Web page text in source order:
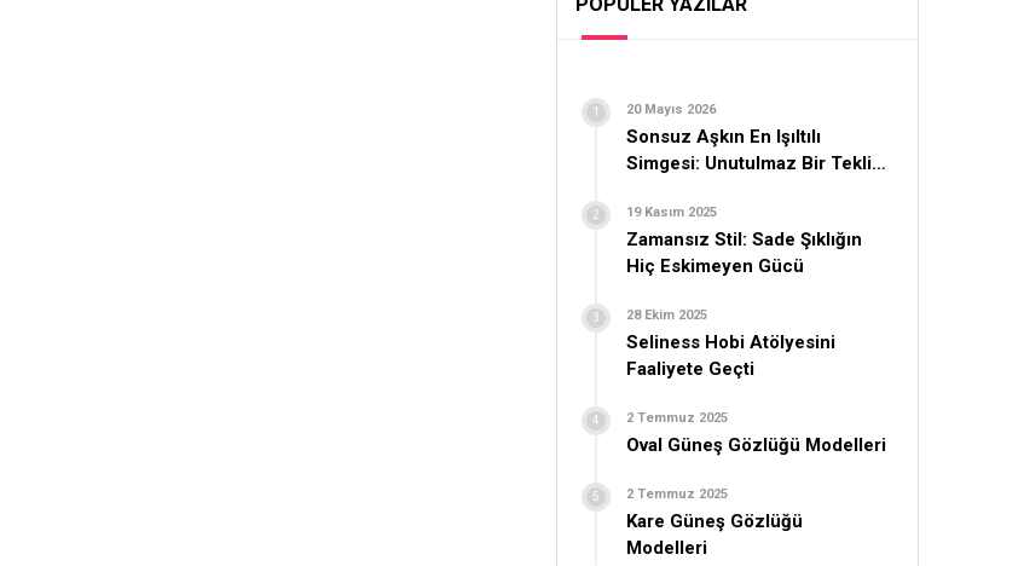
20 Mayıs 2026
Sonsuz Aşkın En Işıltılı
Simgesi: Unutulmaz Bir Teklif
19 Kasım 2025
Zamansız Stil: Sade Şıklığın
Hiç Eskimeyen Gücü
28 Ekim 2025
Seliness Hobi Atölyesini
Faaliyete Geçti
2 Temmuz 2025
Oval Güneş Gözlüğü Modelleri
2 Temmuz 2025
Kare Güneş Gözlüğü
Modelleri